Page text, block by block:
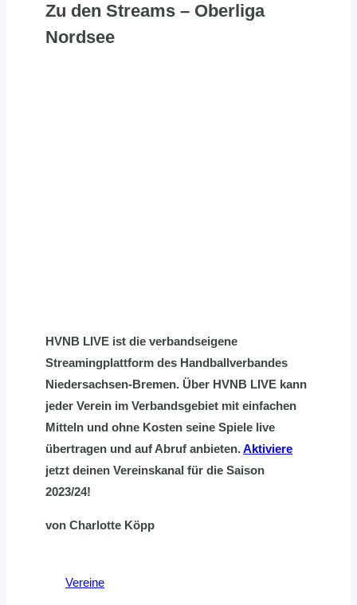
Zu den Streams – Oberliga
Nordsee
HVNB LIVE ist die verbandseigene
Streamingplattform des Handballverbandes
Niedersachsen-Bremen. Über HVNB LIVE kann
jeder Verein im Verbandsgebiet mit einfachen
Mitteln und ohne Kosten seine Spiele live
übertragen und auf Abruf anbieten.Aktiviere
jetzt deinen Vereinskanal für die Saison
2023/24!
von Charlotte Köpp
Vereine